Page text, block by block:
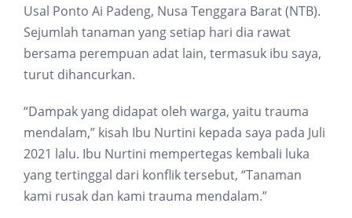
Usal Ponto Ai Padeng, Nusa Tenggara Barat (NTB).
Sejumlah tanaman yang setiap hari dia rawat
bersama perempuan adat lain, termasuk ibu saya,
turut dihancurkan.
“Dampak yang didapat oleh warga, yaitu trauma
mendalam,” kisah Ibu Nurtini kepada saya pada Juli
2021 lalu. Ibu Nurtini mempertegas kembali luka
yang tertinggal dari konflik tersebut, “Tanaman
kami rusak dan kami trauma mendalam.”